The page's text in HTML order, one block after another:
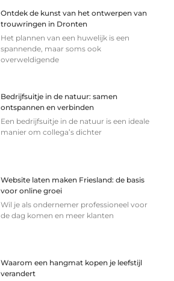
Ontdek de kunst van het ontwerpen van
trouwringen in Dronten
Het plannen van een huwelijk is een
spannende, maar soms ook
overweldigende
Bedrijfsuitje in de natuur: samen
ontspannen en verbinden
Een bedrijfsuitje in de natuur is een ideale
manier om collega’s dichter
Website laten maken Friesland: de basis
voor online groei
Wil je als ondernemer professioneel voor
de dag komen en meer klanten
Waarom een hangmat kopen je leefstijl
verandert